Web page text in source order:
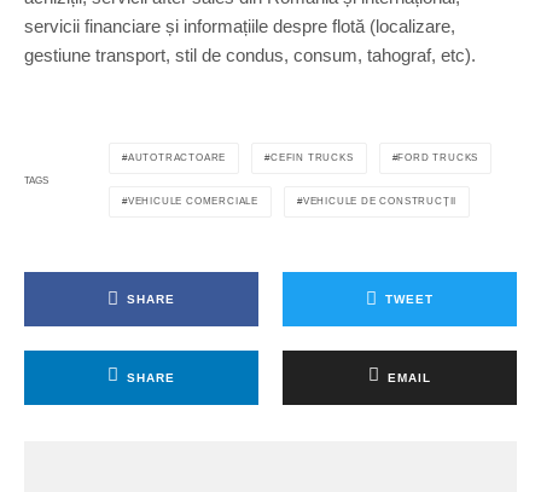
servicii financiare și informațiile despre flotă (localizare,
gestiune transport, stil de condus, consum, tahograf, etc).
TAGS
AUTOTRACTOARE CEFIN TRUCKS FORD TRUCKS
VEHICULE COMERCIALE VEHICULE DE CONSTRUCȚII
SHARE TWEET
SHARE EMAIL